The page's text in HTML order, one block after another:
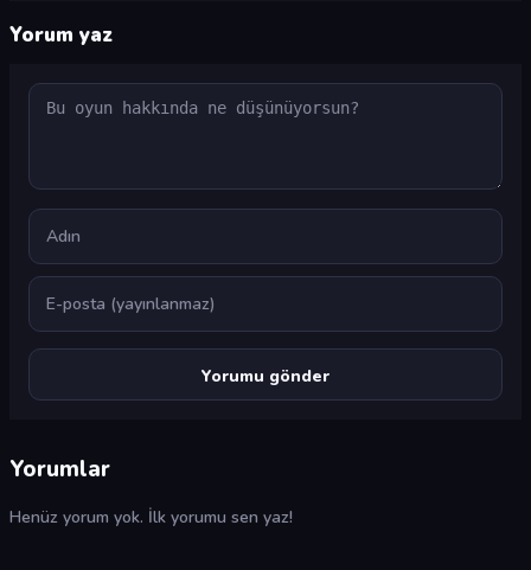
Yorum yaz
Yorum
Ad
E-posta
Yorumlar
Henüz yorum yok. İlk yorumu sen yaz!